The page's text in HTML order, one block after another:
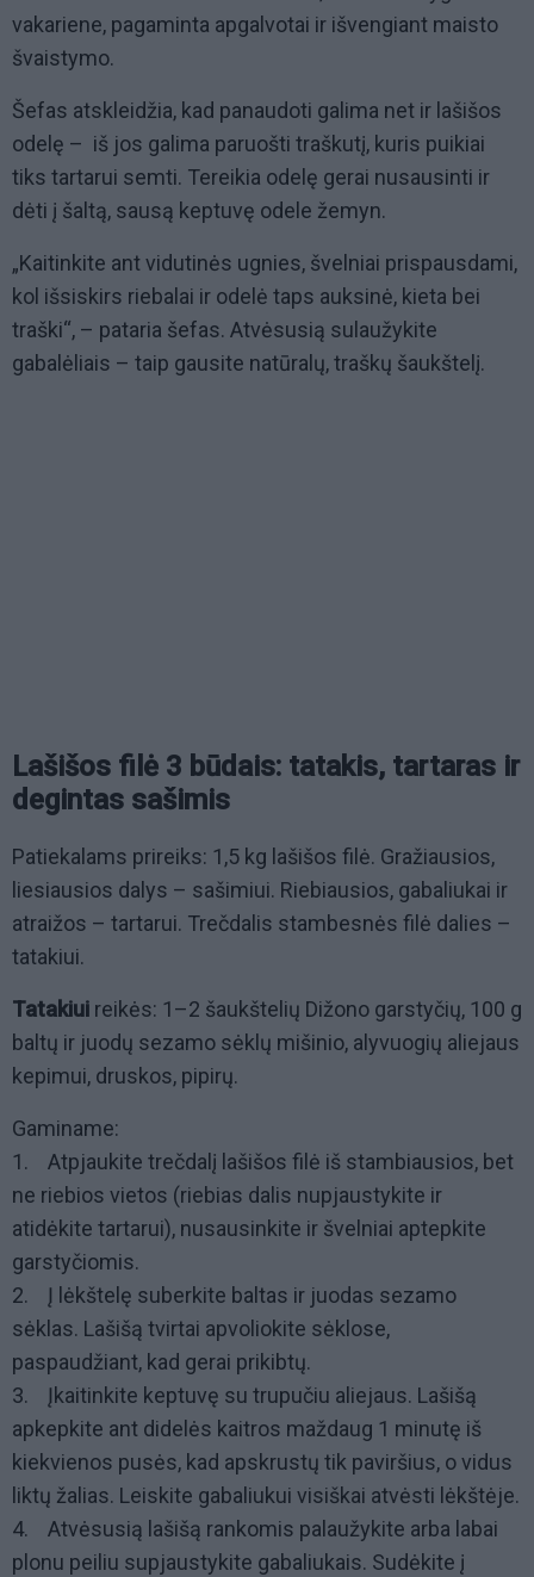
vakariene, pagaminta apgalvotai ir išvengiant maisto
švaistymo.
Šefas atskleidžia, kad panaudoti galima net ir lašišos
odelę – iš jos galima paruošti traškutį, kuris puikiai
tiks tartarui semti. Tereikia odelę gerai nusausinti ir
dėti į šaltą, sausą keptuvę odele žemyn.
„Kaitinkite ant vidutinės ugnies, švelniai prispausdami,
kol išsiskirs riebalai ir odelė taps auksinė, kieta bei
traški“, – pataria šefas. Atvėsusią sulaužykite
gabalėliais – taip gausite natūralų, traškų šaukštelį.
Lašišos filė 3 būdais: tatakis, tartaras ir
degintas sašimis
Patiekalams prireiks: 1,5 kg lašišos filė. Gražiausios,
liesiausios dalys – sašimiui. Riebiausios, gabaliukai ir
atraižos – tartarui. Trečdalis stambesnės filė dalies –
tatakiui.
Tatakiui reikės: 1–2 šaukštelių Dižono garstyčių, 100 g
baltų ir juodų sezamo sėklų mišinio, alyvuogių aliejaus
kepimui, druskos, pipirų.
Gaminame:
1. Atpjaukite trečdalį lašišos filė iš stambiausios, bet
ne riebios vietos (riebias dalis nupjaustykite ir
atidėkite tartarui), nusausinkite ir švelniai aptepkite
garstyčiomis.
2. Į lėkštelę suberkite baltas ir juodas sezamo
sėklas. Lašišą tvirtai apvoliokite sėklose,
paspaudžiant, kad gerai prikibtų.
3. Įkaitinkite keptuvę su trupučiu aliejaus. Lašišą
apkepkite ant didelės kaitros maždaug 1 minutę iš
kiekvienos pusės, kad apskrustų tik paviršius, o vidus
liktų žalias. Leiskite gabaliukui visiškai atvėsti lėkštėje.
4. Atvėsusią lašišą rankomis palaužykite arba labai
plonu peiliu supjaustykite gabaliukais. Sudėkite į